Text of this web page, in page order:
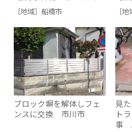
［地域］ 船橋市
［地
ブロック塀を解体しフェ
ンスに交換 市川市
見
ト
事